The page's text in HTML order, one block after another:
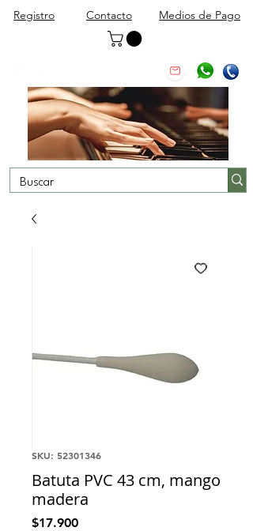
Registro Contacto Medios de Pago
SKU: 52301346
Batuta PVC 43 cm, mango
madera
$17.900Precio